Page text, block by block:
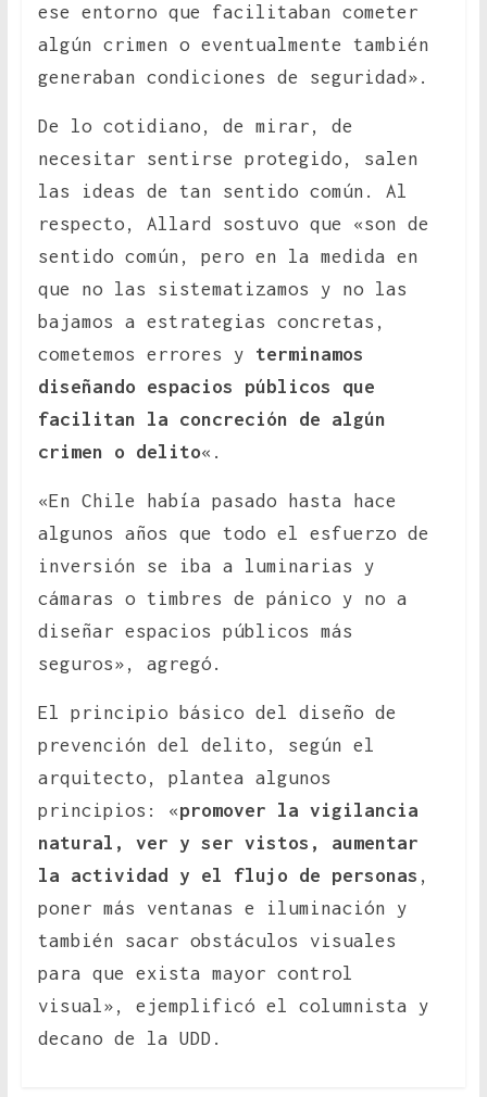
ese entorno que facilitaban cometer
algún crimen o eventualmente también
generaban condiciones de seguridad».
De lo cotidiano, de mirar, de
necesitar sentirse protegido, salen
las ideas de tan sentido común. Al
respecto, Allard sostuvo que «son de
sentido común, pero en la medida en
que no las sistematizamos y no las
bajamos a estrategias concretas,
cometemos errores y terminamos
diseñando espacios públicos que
facilitan la concreción de algún
crimen o delito«.
«En Chile había pasado hasta hace
algunos años que todo el esfuerzo de
inversión se iba a luminarias y
cámaras o timbres de pánico y no a
diseñar espacios públicos más
seguros», agregó.
El principio básico del diseño de
prevención del delito, según el
arquitecto, plantea algunos
principios: «promover la vigilancia
natural, ver y ser vistos, aumentar
la actividad y el flujo de personas ,
poner más ventanas e iluminación y
también sacar obstáculos visuales
para que exista mayor control
visual», ejemplificó el columnista y
decano de la UDD.